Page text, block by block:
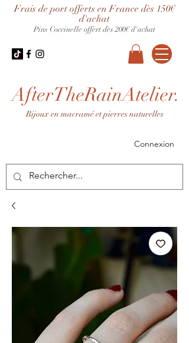
AfterTheRainAtelier.
Bijoux en macramé et pierres naturelles
Connexion
Frais de port offerts en France dès 150€
d'achat
Pins Coccinelle offert dès 200€ d'achat